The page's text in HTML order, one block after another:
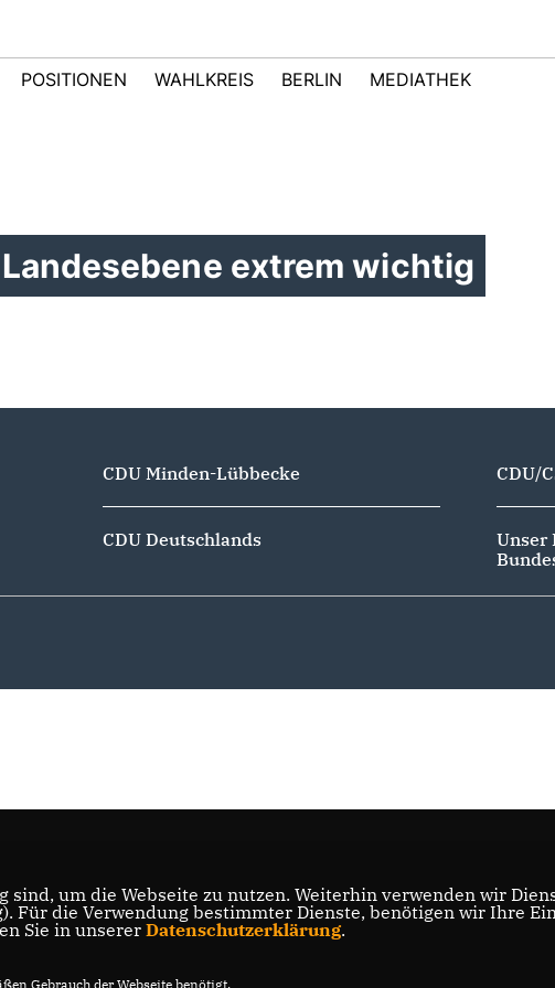
POSITIONEN WAHLKREIS BERLIN MEDIATHEK
extrem wichtig
CDU Minden-Lübbecke
CDU Deutschlands
CDU/
Unser
sind, um die Webseite zu nutzen. Weiterhin verwenden wir
Für die Verwendung bestimmter Dienste, benötigen wir Ihre
Sie in unserer Datenschutzerklärung.
Gebrauch der Webseite benötigt.